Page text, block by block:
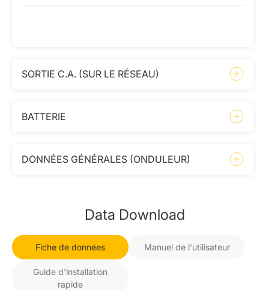
SORTIE C.A. (SUR LE RÉSEAU)
BATTERIE
DONNÉES GÉNÉRALES (ONDULEUR)
Data Download
Fiche de données Manuel de l'utilisateur
Guide d'installation
rapide